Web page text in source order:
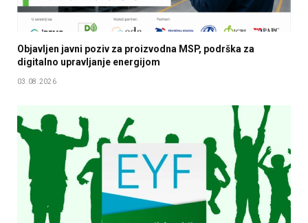
Objavljen javni poziv za proizvodna MSP, podrška za
digitalno upravljanje energijom
03.08.2026